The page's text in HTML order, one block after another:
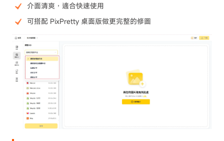
介面清爽，適合快速使用
可搭配 PixPretty 桌面版做更完整的修圖